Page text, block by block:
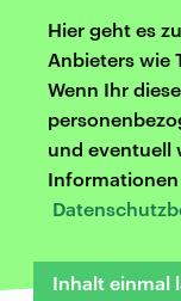
Hier geht es
Anbieters wie
Wenn Ihr
und eventuell
Inhalt einmal